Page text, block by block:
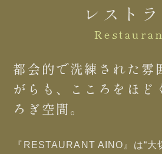
レスト
都会的で洗練された雰
がらも、
こころをほど
ろぎ空間。
『RESTAURANT AINO』は“大